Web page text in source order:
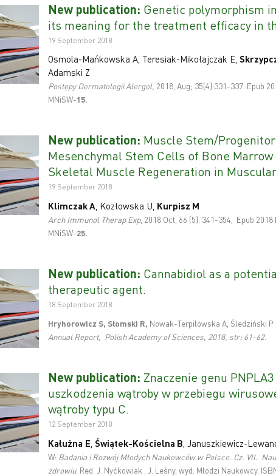
New publication: Genetic polymorphism
its meaning for the treatment efficacy in
19 September 2018
Osmola-Mańkowska A, Teresiak-Mikołajczak E,
Adamski Z
Postępy Dermatologii Alergol, 2018, Aug; 35(4):331-337. Epub
MNiSW-15.
New publication: Muscle Stem/
Mesenchymal Stem Cells of Bone
Skeletal Muscle Regeneration in
19 September 2018
Klimczak A , Kozłowska U, Kurpisz M
Arch Immunol Therap Exp, 2018 Oct, 66 (5): 341-354, Epub 2018
MNiSW-25.
New publication: Cannabidiol as a
therapeutic agent.
18 September 2018
Hryhorowicz S, Słomski R, Nowak-Terpiłowska A, Śledziński P
Annual Report, Polish Academy of Sciences, 2018, str: 61-62.
New publication: Znaczenie genu
uszkodzenia wątroby w przebiegu
wątroby typu C.
12 September 2018
Kałużna E Świątek-Kościelna B , Januszkiewicz-
W: Badania i Rozwój Młodych Naukowców w Polsce. Cz. VII.
zdrowiu. Red. J. Nyćkowiak , J. Leśny, wyd. Młodzi Naukowcy,